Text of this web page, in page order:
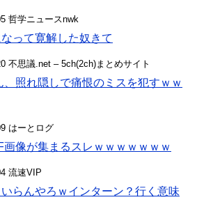
哲学ニュースnwk
って寛解した奴きて
不思議.net – 5ch(2ch)まとめサイト
、照れ隠しで痛恨のミスを犯すｗｗ
はーとログ
画像が集まるスレｗｗｗｗｗｗｗ
流速VIP
いらんやろｗインターン？行く意味